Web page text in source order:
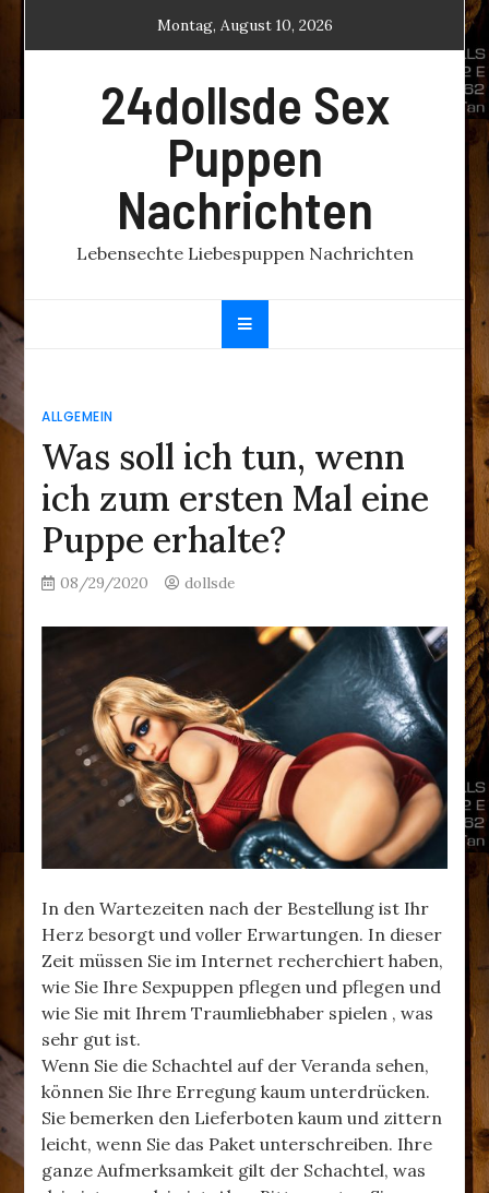
Montag, August 10, 2026
24dollsde Sex
Puppen
Nachrichten
Lebensechte Liebespuppen Nachrichten
ALLGEMEIN
Was soll ich tun, wenn
ich zum ersten Mal eine
Puppe erhalte?
08/29/2020 dollsde
In den Wartezeiten nach der Bestellung ist Ihr
Herz besorgt und voller Erwartungen. In dieser
Zeit müssen Sie im Internet recherchiert haben,
wie Sie Ihre Sexpuppen pflegen und pflegen und
wie Sie mit Ihrem Traumliebhaber spielen , was
sehr gut ist.
Wenn Sie die Schachtel auf der Veranda sehen,
können Sie Ihre Erregung kaum unterdrücken.
Sie bemerken den Lieferboten kaum und zittern
leicht, wenn Sie das Paket unterschreiben. Ihre
ganze Aufmerksamkeit gilt der Schachtel, was